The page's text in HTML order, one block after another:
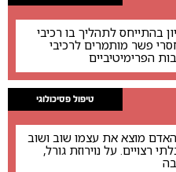
בהתייחס לתהליך בו רכיבי
פשר מותמרים לרכיבי
הפרימיטיביים
טיפול פסיכולוגי
האדם מוצא את עצמו שוב ושוב
רצויים. על נוירוזת גורל,